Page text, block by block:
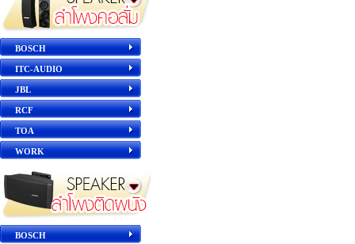
BOSCH
ITC-AUDIO
JBL
RCF
TOA
WORK
BOSCH